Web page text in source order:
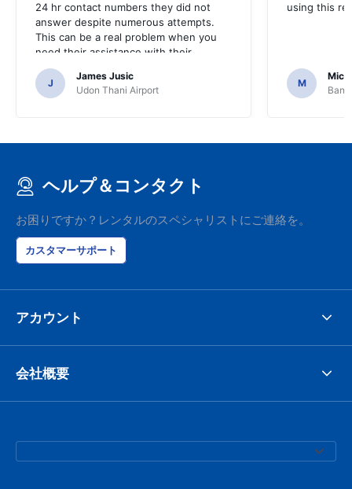
24 hr contact numbers they did not
answer despite numerous attempts.
This can be a real problem when you
need their assistance with their
services or car.
J
James Jusic
Udon Thani Airport
using this
M
ヘルプ＆コンタクト
お困りですか？レンタルのスペシャリストにご連絡を。
カスタマーサポート
アカウント
会社概要